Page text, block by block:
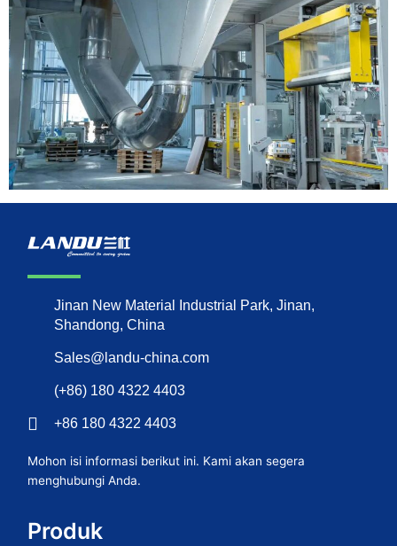
Jinan New Material Industrial Park, Jinan,
Shandong, China
Sales@landu-china.com
(+86) 180 4322 4403
+86 180 4322 4403
Mohon isi informasi berikut ini. Kami akan segera
menghubungi Anda.
Produk